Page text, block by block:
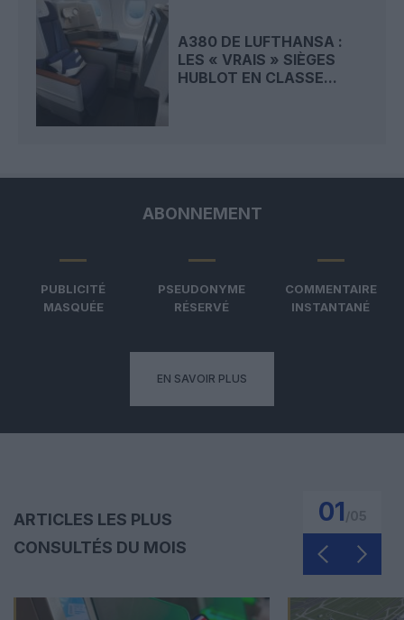
A380 DE LUFTHANSA :
LES « VRAIS » SIÈGES
HUBLOT EN CLASSE...
ABONNEMENT
PUBLICITÉ
MASQUÉE
PSEUDONYME
RÉSERVÉ
COMMENTAIRE
INSTANTANÉ
EN SAVOIR PLUS
ARTICLES LES PLUS
CONSULTÉS DU MOIS
01